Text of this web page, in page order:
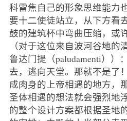
科雷焦自己的形象思维能力
要十二使徒站立，从下方看
鼓的建筑杯中弯曲压缩，或
（对于这位来自波河谷地的
鲁达门提（paludamenti））
去，逃向天堂。那就不是了
成肉身的上帝相遇的地方，
圣体相遇的想法就会强烈地
的整个设计方案都根据圣地